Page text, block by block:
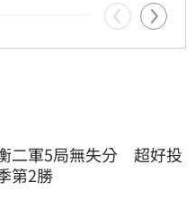
二軍5局無失分　超好投
第2勝